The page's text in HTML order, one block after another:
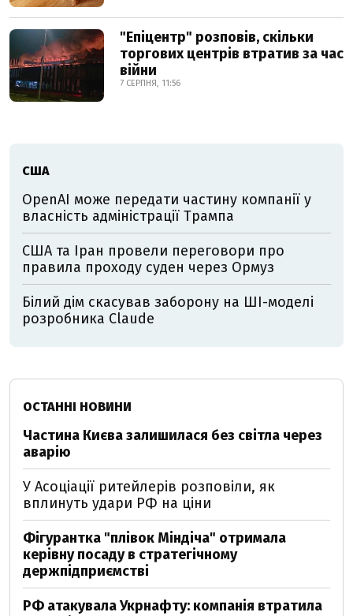
"Епіцентр" розповів, скільки
торгових центрів втратив за час
війни
7 СЕРПНЯ, 11:56
США
OpenAI може передати частину компанії у
власність адміністрації Трампа
США та Іран провели переговори про
правила проходу суден через Ормуз
Білий дім скасував заборону на ШІ-моделі
розробника Claude
ОСТАННІ НОВИНИ
Частина Києва залишилася без світла через
аварію
У Асоціації ритейлерів розповіли, як
вплинуть удари РФ на ціни
Фігурантка "плівок Міндіча" отримала
керівну посаду в стратегічному
держпідприємстві
РФ атакувала Укрнафту: компанія втратила